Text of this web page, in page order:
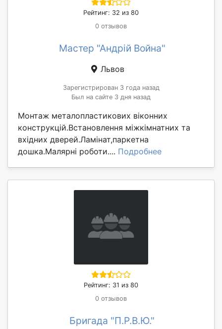
Рейтинг: 32 из 80
0 отзывов
Мастер "Андрій Война"
Львов
Зарегистрирован 3 года назад
Был на сайте 3 дня назад
Монтаж металопластикових віконних
конструкцій.Встановлення міжкімнатних та
вхідних дверей.Ламінат,паркетна
дошка.Малярні роботи.... Подробнее
Рейтинг: 31 из 80
0 отзывов
Бригада "П.Р.В.Ю."